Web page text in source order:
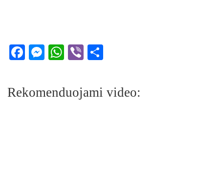
Facebook
Messenger
WhatsApp
Viber
Rekomenduojami video: